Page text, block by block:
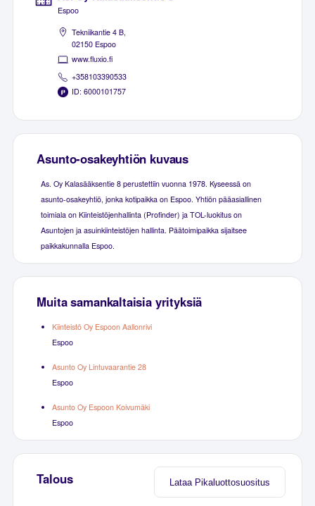
Espoo
Tekniikantie 4 B,
02150 Espoo
www.fluxio.fi
+358103390533
ID: 6000101757
Asunto-osakeyhtiön kuvaus
As. Oy Kalasääksentie 8 perustettiin vuonna 1978. Kyseessä on
asunto-osakeyhtiö, jonka kotipaikka on Espoo. Yhtiön pääasiallinen
toimiala on Kiinteistöjenhallinta (Profinder) ja TOL-luokitus on
Asuntojen ja asuinkiinteistöjen hallinta. Päätoimipaikka sijaitsee
paikkakunnalla Espoo.
Muita samankaltaisia yrityksiä
Kiinteistö Oy Espoon Aallonrivi
Espoo
Asunto Oy Lintuvaarantie 28
Espoo
Asunto Oy Espoon Koivumäki
Espoo
Lataa Pikaluottosuositus
Talous